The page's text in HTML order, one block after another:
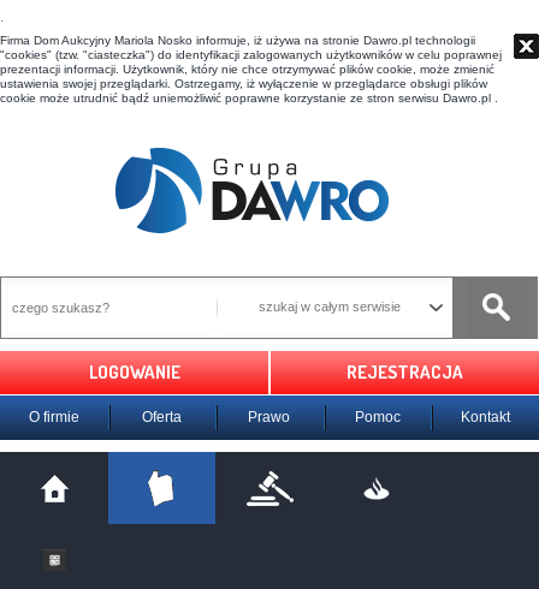
t
Firma Dom Aukcyjny Mariola Nosko informuje, iż używa na stronie Dawro.pl technologii
"cookies" (tzw. "ciasteczka") do identyfikacji zalogowanych użytkowników w celu poprawnej
prezentacji informacji. Użytkownik, który nie chce otrzymywać plików cookie, może zmienić
ustawienia swojej przeglądarki. Ostrzegamy, iż wyłączenie w przeglądarce obsługi plików
cookie może utrudnić bądź uniemożliwić poprawne korzystanie ze stron serwisu Dawro.pl .
szukaj w całym serwisie
LOGOWANIE REJESTRACJA
O firmie Oferta Prawo Pomoc Kontakt